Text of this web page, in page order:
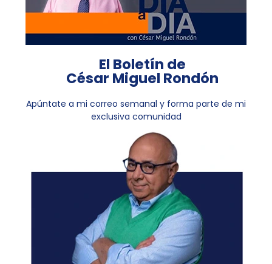
El Boletín de
César Miguel Rondón
Apúntate a mi correo semanal y forma parte de mi
exclusiva comunidad